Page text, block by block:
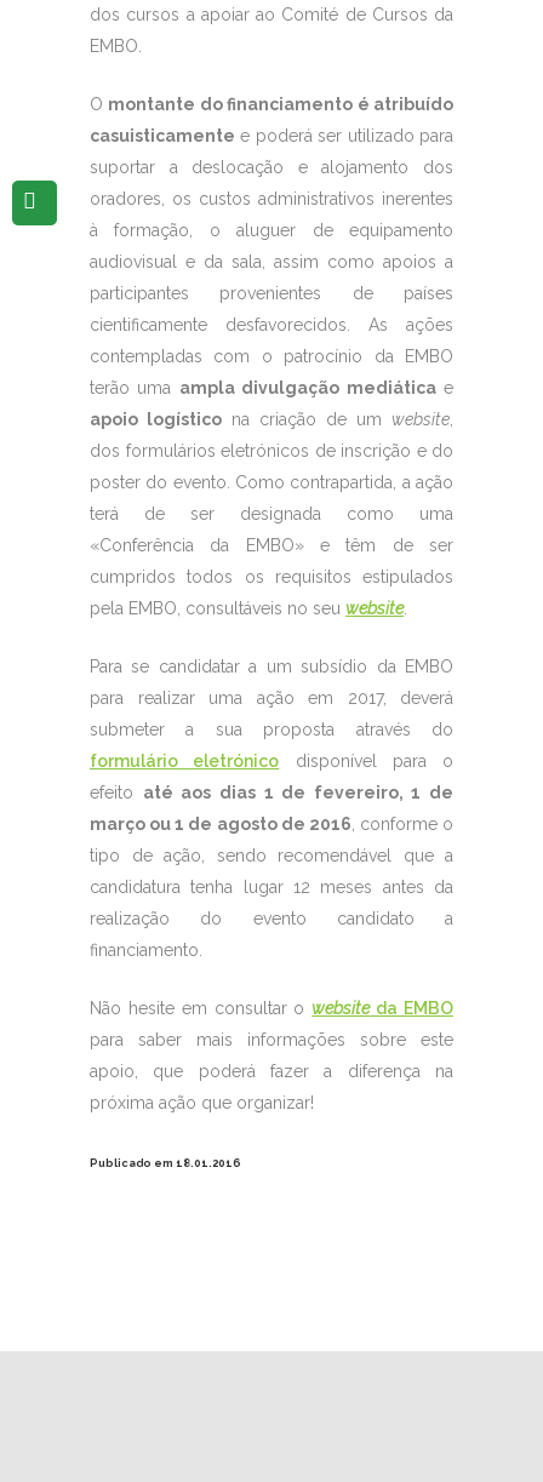
dos cursos a apoiar ao Comité de Cursos da
EMBO.
O montante do financiamento é atribuído
casuisticamente e poderá ser utilizado para
suportar a deslocação e alojamento dos
oradores, os custos administrativos inerentes
à formação, o aluguer de equipamento
audiovisual e da sala, assim como apoios a
participantes provenientes de países
cientificamente desfavorecidos. As ações
contempladas com o patrocínio da EMBO
terão uma ampla divulgação mediáticae
apoio logístico na criação de um website
dos formulários eletrónicos de inscrição e do
poster do evento. Como contrapartida, a ação
terá de ser designada como uma
«Conferência da EMBO» e têm de ser
cumpridos todos os requisitos estipulados
pela EMBO, consultáveis no seu website.
Para se candidatar a um subsídio da EMBO
para realizar uma ação em 2017, deverá
submeter a sua proposta através do
formulário eletrónico disponível para o
efeito até aos dias 1 de fevereiro, 1 de
março ou 1 de agosto de 2016 , conforme o
tipo de ação, sendo recomendável que a
candidatura tenha lugar 12 meses antes da
realização do evento candidato a
financiamento.
Não hesite em consultar owebsiteda EMBO
para saber mais informações sobre este
apoio, que poderá fazer a diferença na
próxima ação que organizar!
Publicado em 18.01.2016